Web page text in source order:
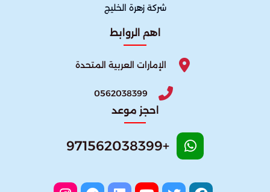
شركة زهرة الخليج
اهم الروابط
الإمارات العربية المتحدة
0562038399
احجز موعد
+971562038399